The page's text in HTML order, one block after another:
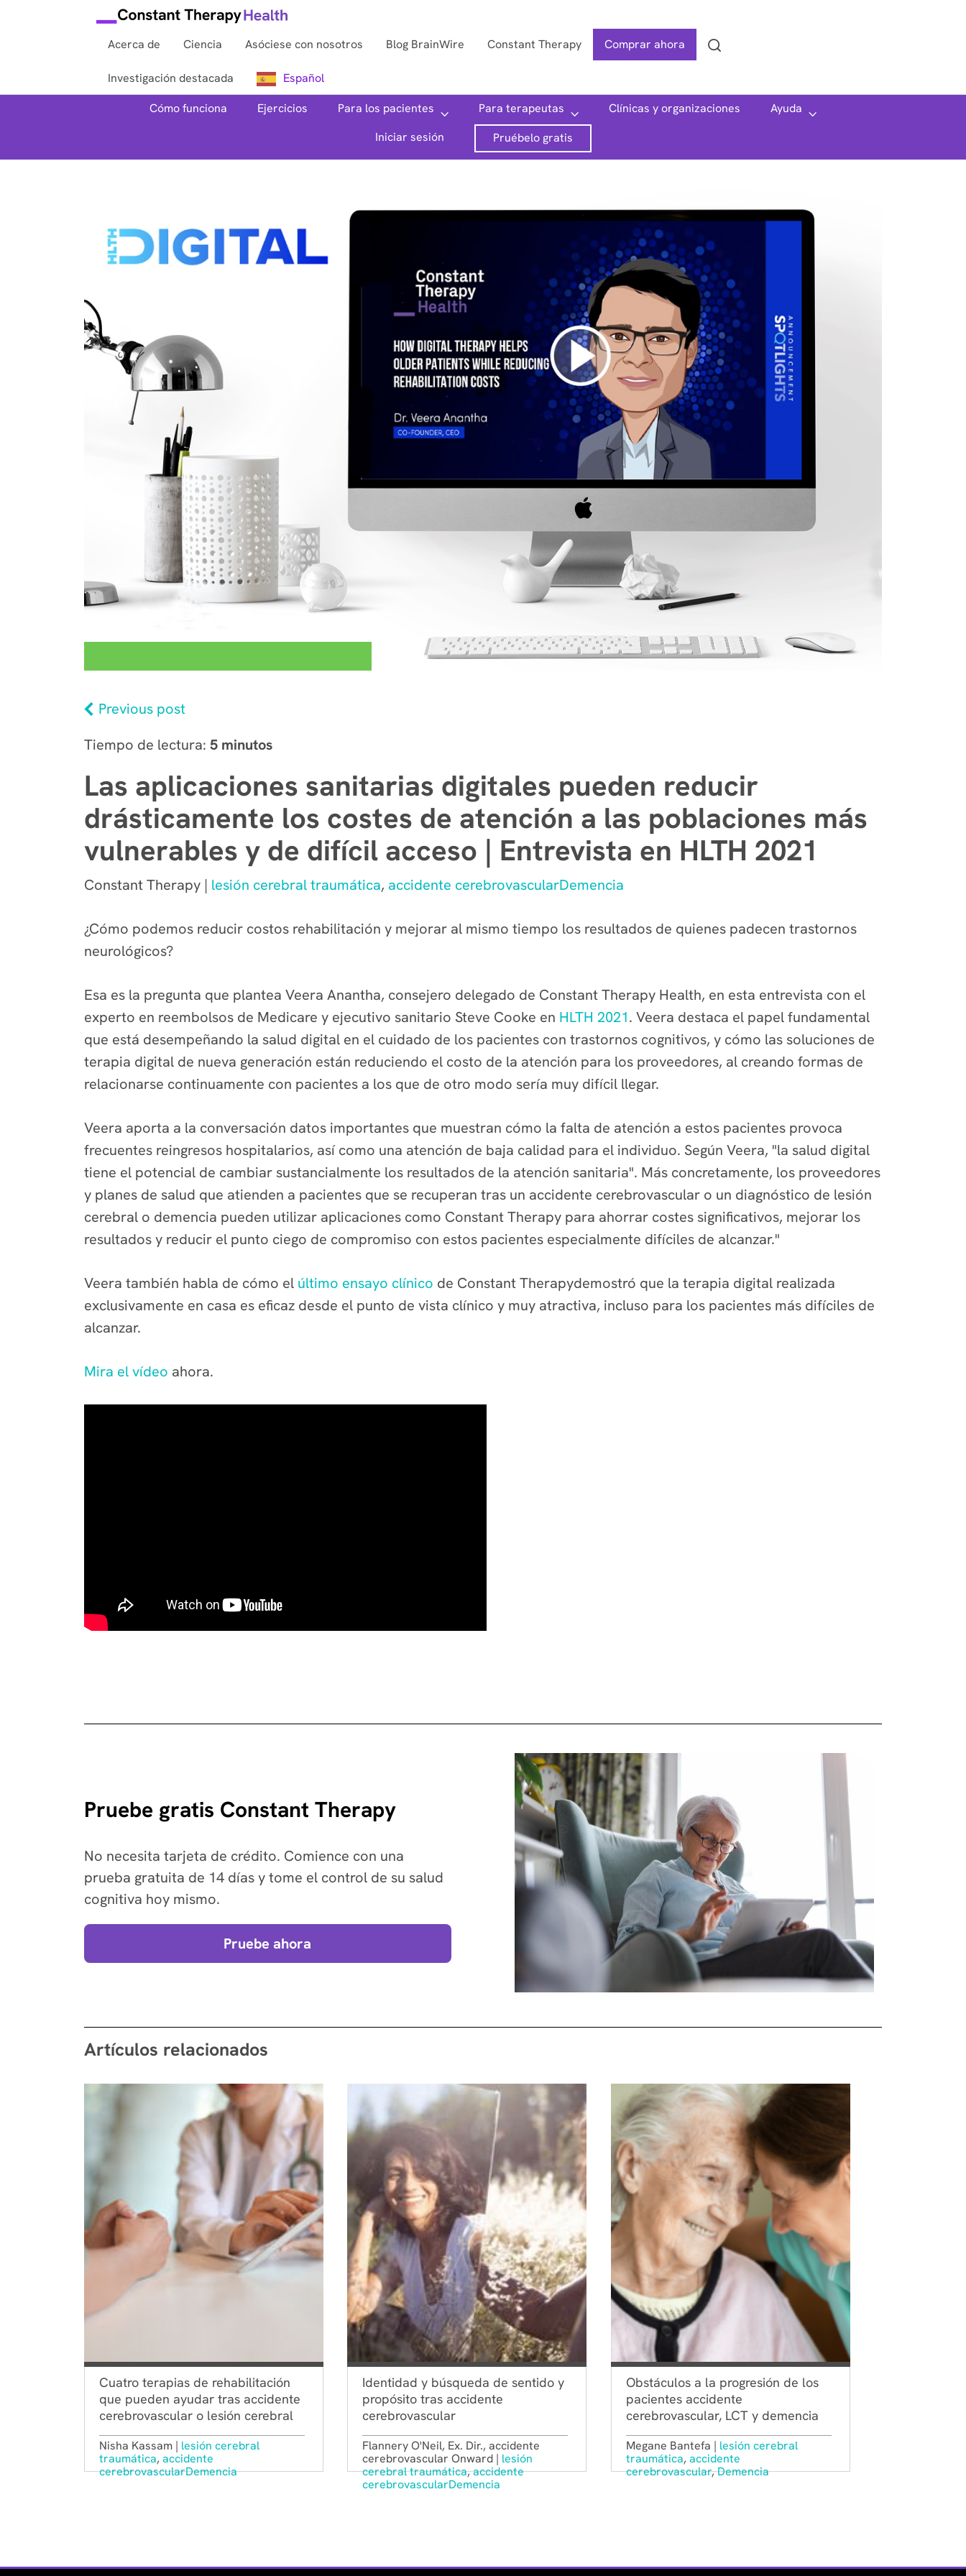
Acerca de Ciencia Asóciese con nosotros Blog BrainWire Constant Therapy Comprar ahora
Investigación destacada
Español
Cómo funciona
Ejercicios Para los pacientes Para terapeutas Clínicas y organizaciones
Ayuda
Iniciar sesión
Pruébelo gratis
Previous post
Tiempo de lectura: 5 minutos
Las aplicaciones sanitarias digitales pueden reducir
drásticamente los costes de atención a las poblaciones más
vulnerables y de difícil acceso | Entrevista en HLTH 2021
Constant Therapy | lesión cerebral traumática, accidente cerebrovascularDemencia
¿Cómo podemos reducir costos rehabilitación y mejorar al mismo tiempo los resultados de quienes padecen trastornos
neurológicos?
Esa es la pregunta que plantea Veera Anantha, consejero delegado de Constant Therapy Health, en esta entrevista con el
experto en reembolsos de Medicare y ejecutivo sanitario Steve Cooke en HLTH 2021. Veera destaca el papel fundamental
que está desempeñando la salud digital en el cuidado de los pacientes con trastornos cognitivos, y cómo las soluciones de
terapia digital de nueva generación están reduciendo el costo de la atención para los proveedores, al creando formas de
relacionarse continuamente con pacientes a los que de otro modo sería muy difícil llegar.
Veera aporta a la conversación datos importantes que muestran cómo la falta de atención a estos pacientes provoca
frecuentes reingresos hospitalarios, así como una atención de baja calidad para el individuo. Según Veera, "la salud digital
tiene el potencial de cambiar sustancialmente los resultados de la atención sanitaria". Más concretamente, los proveedores
y planes de salud que atienden a pacientes que se recuperan tras un accidente cerebrovascular o un diagnóstico de lesión
cerebral o demencia pueden utilizar aplicaciones como Constant Therapy para ahorrar costes significativos, mejorar los
resultados y reducir el punto ciego de compromiso con estos pacientes especialmente difíciles de alcanzar."
Veera también habla de cómo el último ensayo clínico de Constant Therapydemostró que la terapia digital realizada
exclusivamente en casa es eficaz desde el punto de vista clínico y muy atractiva, incluso para los pacientes más difíciles de
alcanzar.
Mira el vídeo ahora.
Pruebe gratis Constant Therapy
No necesita tarjeta de crédito. Comience con una
prueba gratuita de 14 días y tome el control de su salud
cognitiva hoy mismo.
Pruebe ahora
Artículos relacionados
Cuatro terapias de rehabilitación
que pueden ayudar tras accidente
cerebrovascular o lesión cerebral
Nisha Kassam | lesión cerebral
traumática, accidente
cerebrovascularDemencia
Identidad y búsqueda de sentido y
propósito tras accidente
cerebrovascular
Flannery O'Neil, Ex. Dir., accidente
cerebrovascular Onward | lesión
cerebral traumática,accidente
cerebrovascularDemencia
Obstáculos a la progresión de los
pacientes accidente
cerebrovascular, LCT y demencia
Megane Bantefa | lesión cerebral
traumática, accidente
cerebrovascular,Demencia